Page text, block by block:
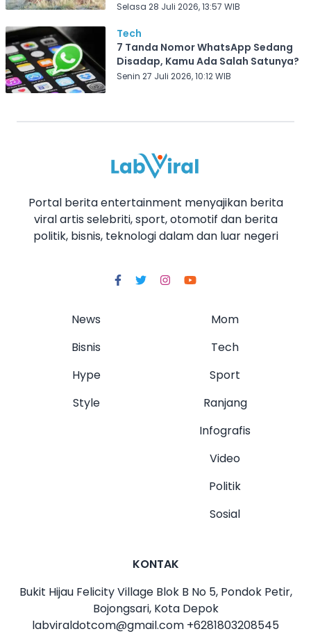
Selasa 28 Juli 2026, 13:57 WIB
Tech
7 Tanda Nomor WhatsApp Sedang
Disadap, Kamu Ada Salah Satunya?
Senin 27 Juli 2026, 10:12 WIB
Portal berita entertainment menyajikan berita
viral artis selebriti, sport, otomotif dan berita
politik, bisnis, teknologi dalam dan luar negeri
News
Bisnis
Hype
Style
Mom
Tech
Sport
Ranjang
Infografis
Video
Politik
Sosial
KONTAK
Bukit Hijau Felicity Village Blok B No 5, Pondok Petir,
Bojongsari, Kota Depok
labviraldotcom@gmail.com +6281803208545